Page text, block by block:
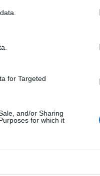
for Targeted
and/or Sharing
for which it